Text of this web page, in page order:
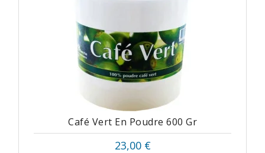
Café Vert En Poudre 600 Gr
23,00 €